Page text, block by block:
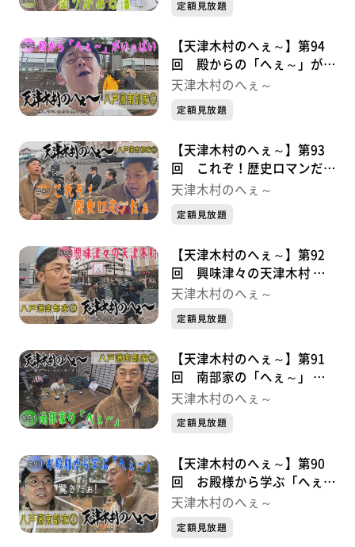
定額見放題
【天津木村のへぇ～】第94
回 殿からの「へぇ～」がい
っぱい 八戸藩南部家シリー
天津木村のへぇ～
定額見放題
【天津木村のへぇ～】第93
回 これぞ！歴史ロマンだぁ
八戸藩南部家シリーズ⑤
天津木村のへぇ～
定額見放題
【天津木村のへぇ～】第92
回 興味津々の天津木村 八
戸藩南部家シリーズ④
天津木村のへぇ～
定額見放題
【天津木村のへぇ～】第91
回 南部家の「へぇ～」 八
戸藩南部家シリーズ③
天津木村のへぇ～
定額見放題
【天津木村のへぇ～】第90
回 お殿様から学ぶ「へぇ
～」 八戸藩南部家シリーズ
天津木村のへぇ～
定額見放題